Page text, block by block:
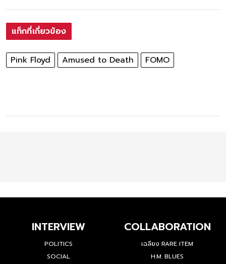
แท็กที่เกี่ยวข้อง
Pink Floyd Amused to Death FOMO
INTERVIEW
POLITICS
SOCIAL
COLLABORATION
เฉลียง RARE ITEM
H.M. BLUES